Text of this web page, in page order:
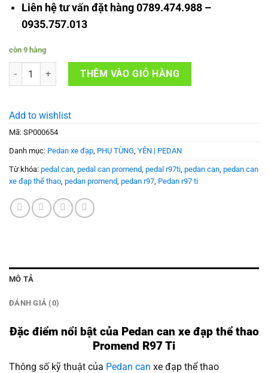
Liên hệ tư vấn đặt hàng 0789.474.988 –
0935.757.013
còn 9 hàng
Pedan can xe đạp thể thao Promend R97 Ti số lượng
THÊM VÀO GIỎ HÀNG
Add to wishlist
Mã: SP000654
Danh mục: Pedan xe đạp, PHỤ TÙNG, YÊN | PEDAN
Từ khóa: pedal can, pedal can promend, pedal r97ti, pedan can, pedan can
xe đạp thể thao, pedan promend, pedan r97, Pedan r97 ti
MÔ TẢ
ĐÁNH GIÁ (0)
Đặc điểm nổi bật của Pedan can xe đạp thể thao
Promend R97 Ti
Thông số kỹ thuật của Pedan can xe đạp thể thao